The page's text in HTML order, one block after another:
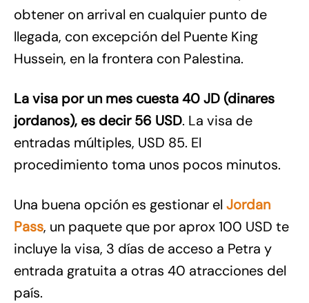
obtener on arrival en cualquier punto de
llegada, con excepción del Puente King
Hussein, en la frontera con Palestina.
La visa por un mes cuesta 40 JD (dinares
jordanos), es decir 56 USD. La visa de
entradas múltiples, USD 85. El
procedimiento toma unos pocos minutos.
Una buena opción es gestionar el Jordan
Pass, un paquete que por aprox 100 USD te
incluye la visa, 3 días de acceso a Petra y
entrada gratuita a otras 40 atracciones del
país.